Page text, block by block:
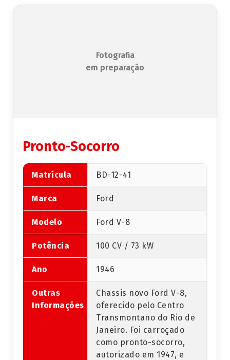
Fotografia
em preparação
Pronto-Socorro
Matrícula BD-12-41
Marca Ford
Modelo Ford V-8
Potência 100 CV / 73 kW
Ano 1946
Outras
Informações
Chassis novo Ford V-8,
oferecido pelo Centro
Transmontano do Rio de
Janeiro. Foi carroçado
como pronto-socorro,
autorizado em 1947, e